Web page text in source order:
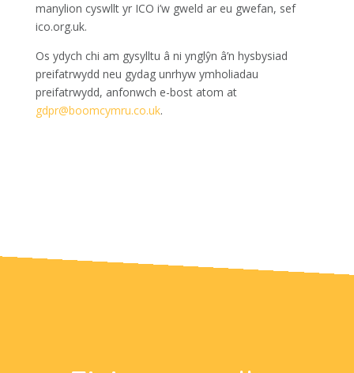
manylion cyswllt yr ICO i’w gweld ar eu gwefan, sef
ico.org.uk.
Os ydych chi am gysylltu â ni ynglŷn â’n hysbysiad
preifatrwydd neu gydag unrhyw ymholiadau
preifatrwydd, anfonwch e-bost atom at
gdpr@boomcymru.co.uk.